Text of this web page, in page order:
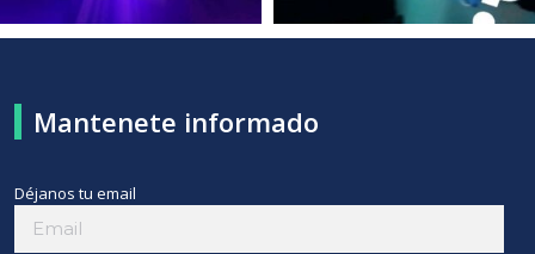
Mantenete informado
Déjanos tu email